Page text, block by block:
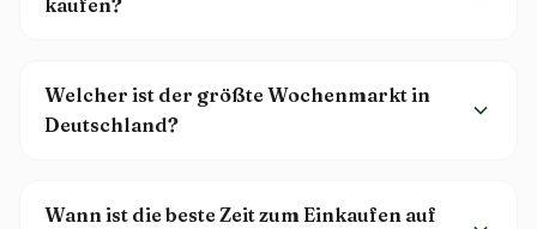
kaufen?
Welcher ist der größte Wochenmarkt in
Deutschland?
Wann ist die beste Zeit zum Einkaufen auf